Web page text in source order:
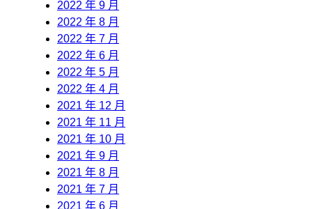
2022 年 9 月
2022 年 8 月
2022 年 7 月
2022 年 6 月
2022 年 5 月
2022 年 4 月
2021 年 12 月
2021 年 11 月
2021 年 10 月
2021 年 9 月
2021 年 8 月
2021 年 7 月
2021 年 6 月